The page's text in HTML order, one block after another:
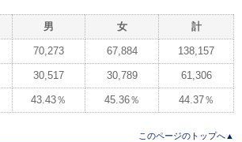
男 女 計
70,273 67,884 138,157
30,517 30,789 61,306
43.43％ 45.36％ 44.37％
このページのトップへ▲